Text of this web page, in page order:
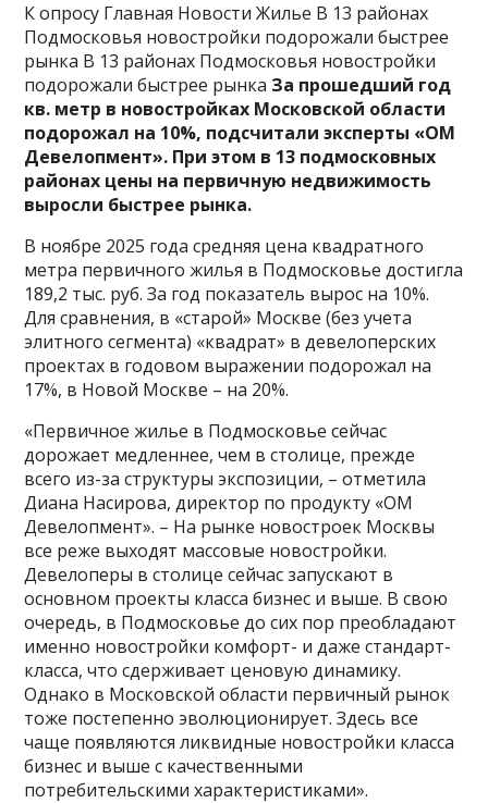
К опросу Главная Новости Жилье В 13 районах
Подмосковья новостройки подорожали быстрее
рынка В 13 районах Подмосковья новостройки
подорожали быстрее рынка За прошедший год
кв. метр в новостройках Московской области
подорожал на 10%, подсчитали эксперты «ОМ
Девелопмент». При этом в 13 подмосковных
районах цены на первичную недвижимость
выросли быстрее рынка.
В ноябре 2025 года средняя цена квадратного
метра первичного жилья в Подмосковье достигла
189,2 тыс. руб. За год показатель вырос на 10%.
Для сравнения, в «старой» Москве (без учета
элитного сегмента) «квадрат» в девелоперских
проектах в годовом выражении подорожал на
17%, в Новой Москве – на 20%.
«Первичное жилье в Подмосковье сейчас
дорожает медленнее, чем в столице, прежде
всего из-за структуры экспозиции, – отметила
Диана Насирова, директор по продукту «ОМ
Девелопмент». – На рынке новостроек Москвы
все реже выходят массовые новостройки.
Девелоперы в столице сейчас запускают в
основном проекты класса бизнес и выше. В свою
очередь, в Подмосковье до сих пор преобладают
именно новостройки комфорт- и даже стандарт-
класса, что сдерживает ценовую динамику.
Однако в Московской области первичный рынок
тоже постепенно эволюционирует. Здесь все
чаще появляются ликвидные новостройки класса
бизнес и выше с качественными
потребительскими характеристиками».